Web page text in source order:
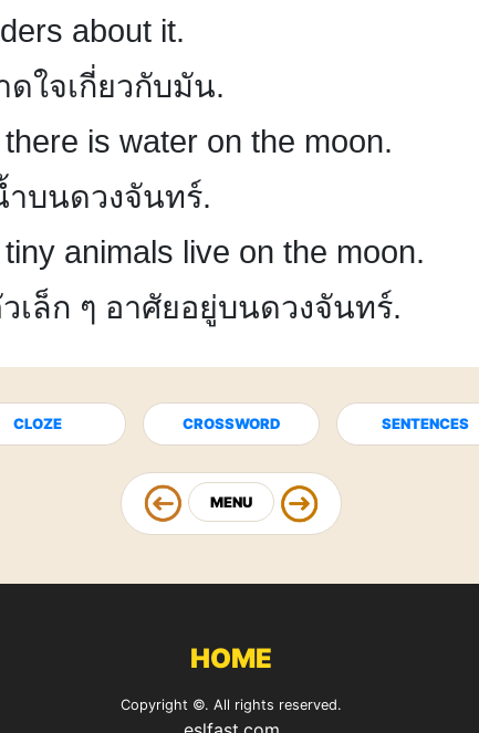
about it.
ดใจเกี่ยวกับมัน.
is water on the moon.
บนดวงจันทร์.
animals live on the moon.
เล็ก ๆ อาศัยอยู่บนดวงจันทร์.
CLOZE CROSSWORD SENTENCES
MENU
HOME
Copyright ©. All rights reserved.